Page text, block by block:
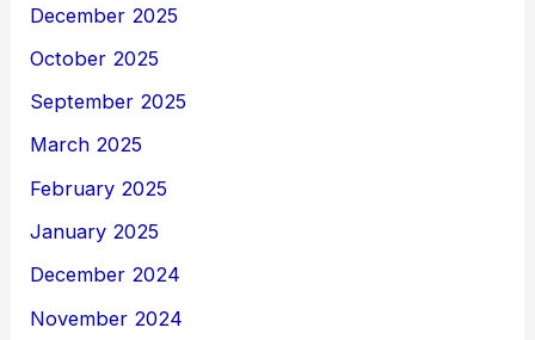
December 2025
October 2025
September 2025
March 2025
February 2025
January 2025
December 2024
November 2024